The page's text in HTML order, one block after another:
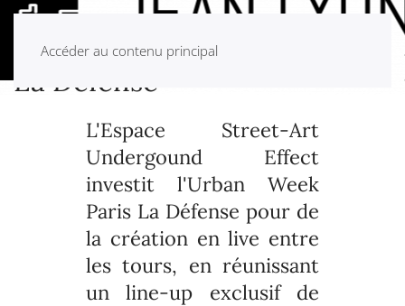
Accéder au contenu principal
La Défense
L'Espace Street-Art
Undergound Effect
investit l'Urban Week
Paris La Défense pour de
la création en live entre
les tours, en réunissant
un line-up exclusif de